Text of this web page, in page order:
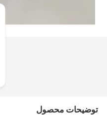
توضیحات محصول